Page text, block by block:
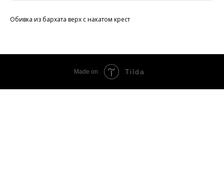
Обивка из бархата верх с накатом крест
Made on Tilda